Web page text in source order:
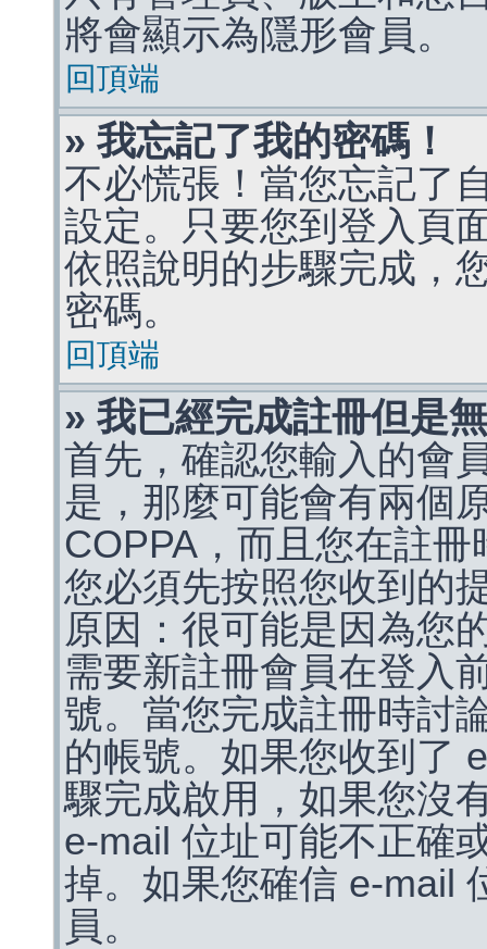
將會顯示為隱形會員。
回頂端
» 我忘記了我的密碼！
不必慌張！當您忘記了
設定。只要您到登入頁
依照說明的步驟完成，
密碼。
回頂端
» 我已經完成註冊但是
首先，確認您輸入的會
是，那麼可能會有兩個
COPPA，而且您在註
您必須先按照您收到的
原因：很可能是因為您
需要新註冊會員在登入
號。當您完成註冊時討
的帳號。如果您收到了
驟完成啟用，如果您沒
e-mail 位址可能不正確
掉。如果您確信 e-mail
員。